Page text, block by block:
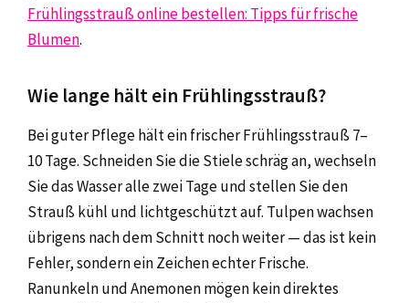
Frühlingsstrauß online bestellen: Tipps für frische
Blumen.
Wie lange hält ein Frühlingsstrauß?
Bei guter Pflege hält ein frischer Frühlingsstrauß 7–
10 Tage. Schneiden Sie die Stiele schräg an, wechseln
Sie das Wasser alle zwei Tage und stellen Sie den
Strauß kühl und lichtgeschützt auf. Tulpen wachsen
übrigens nach dem Schnitt noch weiter — das ist kein
Fehler, sondern ein Zeichen echter Frische.
Ranunkeln und Anemonen mögen kein direktes